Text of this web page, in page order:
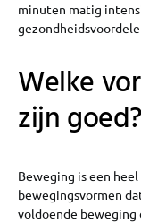
minuten matig
Welke
zijn goed?
Beweging is een
bewegingsvormen
voldoende beweging